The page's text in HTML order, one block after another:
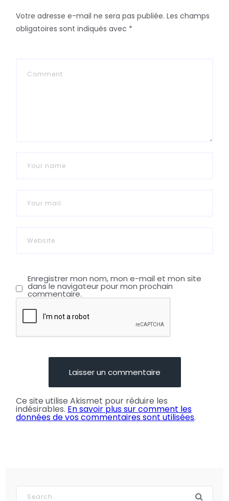
Votre adresse e-mail ne sera pas publiée. Les champs
obligatoires sont indiqués avec *
Enregistrer mon nom, mon e-mail et mon site
dans le navigateur pour mon prochain
commentaire.
Ce site utilise Akismet pour réduire les
indésirables. En savoir plus sur comment les
données de vos commentaires sont utilisées.